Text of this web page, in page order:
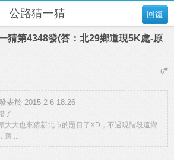
回復
公路猜一猜
猜第4348發(答：北29鄉道現5K處-原
6#
表於 2015-2-6 18:26
了...
大大也來猜新北市的題目了XD，不過現階段這鄉
還 ...